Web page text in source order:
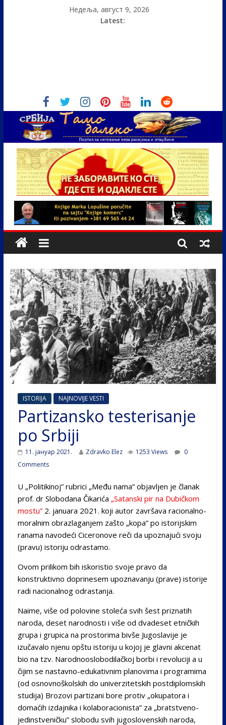
Недеља, август 9, 2026
Latest:
ISTORIJA NAJNOVIJE VESTI
Partizansko testerisanje
po Srbiji
11. јануар 2021. Zdravko Elez 1253 Views
0
Comments
U „Politikinoj” rubrici „Među nama” objavljen je članak
prof. dr Slobodana Čikarića „Satanski pir na Dubičkom
mostu”2. januara 2021. koji autor završava racionalno-
moralnim obrazlaganjem zašto „kopa” po istorijskim
ranama navodeći Ciceronove reči da upoznajući svoju
(pravu) istoriju odrastamo.
Ovom prilikom bih iskoristio svoje pravo da
konstruktivno doprinesem upoznavanju (prave) istorije
radi nacionalnog odrastanja.
Naime, više od polovine stoleća svih šest priznatih
naroda, deset narodnosti i više od dvadeset etničkih
grupa i grupica na prostorima bivše Jugoslavije je
izučavalo njenu opštu istoriju u kojoj je glavni akcenat
bio na tzv. Narodnooslobodilačkoj borbi i revoluciji a u
čijim se nastavno-edukativnim planovima i programima
(od osnovnoškolskih do univerzitetskih postdiplomskih
studija) Brozovi partizani bore protiv „okupatora i
domaćih izdajnika i kolaboracionista” za „bratstveno-
jedinstveničku” slobodu svih jugoslovenskih naroda,